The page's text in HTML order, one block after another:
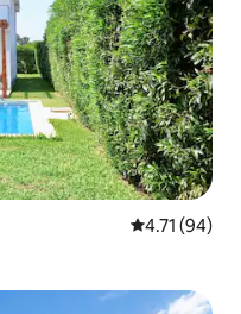
從 94 則評價
4.71 (94)